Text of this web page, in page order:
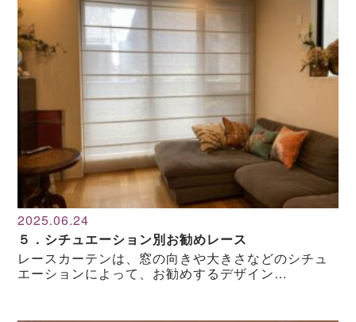
2025.06.24
５．シチュエーション別お勧めレース
レースカーテンは、窓の向きや大きさなどのシチュ
エーションによって、お勧めするデザイン…